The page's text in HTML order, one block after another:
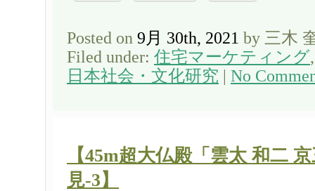
Posted on 9月 30th, 2021 by 三木
Filed under: 住宅マーケティング
日本社会・文化研究 | No
【45m超大仏殿「雲太 和二
見-3】